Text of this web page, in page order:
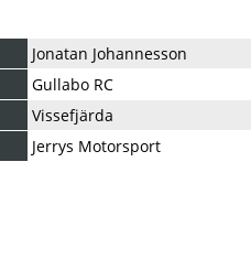
Jonatan Johannesson
Gullabo RC
Vissefjärda
Jerrys Motorsport